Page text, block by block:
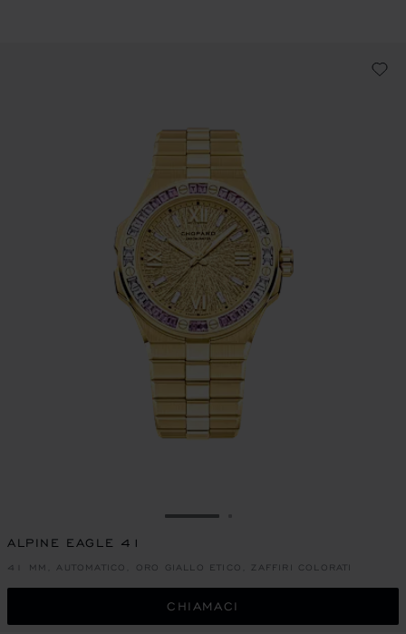
VAI ALLA SLIDE 1
ALPINE EAGLE 41
41 MM, AUTOMATICO, ORO GIALLO ETICO, ZAFFIRI COLORATI
CHIAMACI